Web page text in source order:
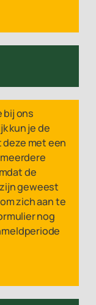
bij ons
kun je de
met een
de
geweest
zich aan te
nog